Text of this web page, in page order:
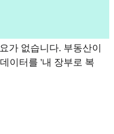
가 없습니다. 부동산이
이터를 '내 장부로 복